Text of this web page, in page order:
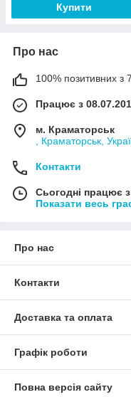
Купити
Про нас
100% позитивних з
Працює з
м. Краматорськ
, Краматорськ,
Контакти
Сьогодні працює
Показати весь
Про нас
Контакти
Доставка та оплата
Графік роботи
Повна версія сайту